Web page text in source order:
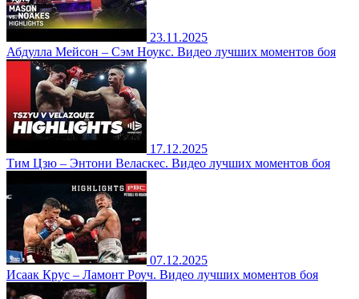
23.11.2025
Абдулла Мейсон – Сэм Ноукс. Видео лучших моментов боя
17.12.2025
Тим Цзю – Энтони Веласкес. Видео лучших моментов боя
07.12.2025
Исаак Крус – Ламонт Роуч. Видео лучших моментов боя